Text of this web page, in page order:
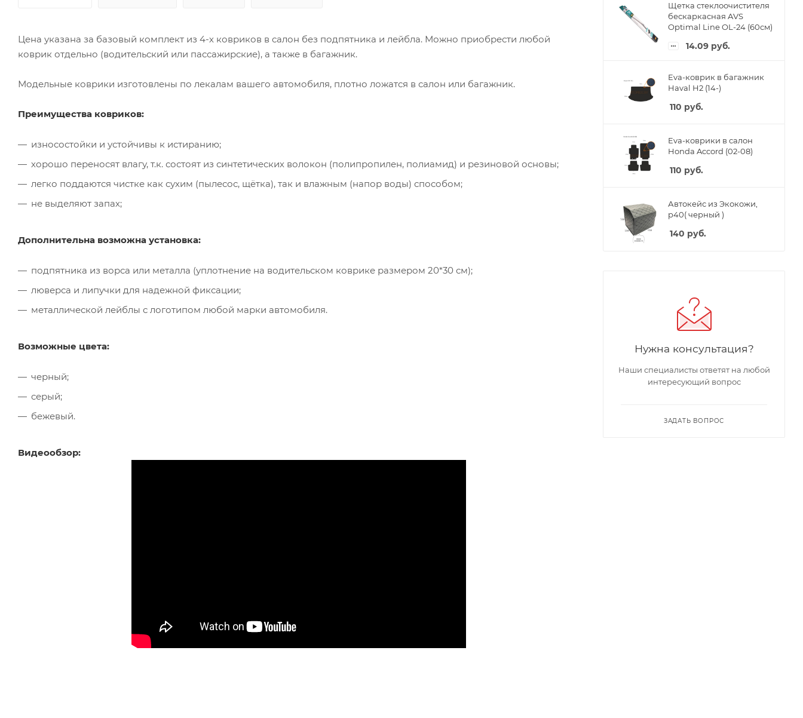
Цена указана за базовый комплект из 4-х ковриков в салон без подпятника и лейбла. Можно приобрести любой
коврик отдельно (водительский или пассажирские), а также в багажник.
Модельные коврики изготовлены по лекалам вашего автомобиля, плотно ложатся в салон или багажник.
Преимущества ковриков:
износостойки и устойчивы к истиранию;
хорошо переносят влагу, т.к. состоят из синтетических волокон (полипропилен, полиамид) и резиновой основы;
легко поддаются чистке как сухим (пылесос, щётка), так и влажным (напор воды) способом;
не выделяют запах;
Дополнительна возможна установка:
подпятника из ворса или металла (уплотнение на водительском коврике размером 20*30 см);
люверса и липучки для надежной фиксации;
металлической лейблы с логотипом любой марки автомобиля.
Возможные цвета:
черный;
серый;
бежевый.
Видеообзор:
Щетка стеклоочистителя
бескаркасная AVS
Optimal Line OL-24 (60см)
14.09 руб.
Eva-коврик в багажник
Haval H2 (14-)
110 руб.
Eva-коврики в салон
Honda Accord (02-08)
110 руб.
Автокейс из Экокожи,
p40( черный )
140 руб.
Нужна консультация?
Наши специалисты ответят на любой
интересующий вопрос
ЗАДАТЬ ВОПРОС